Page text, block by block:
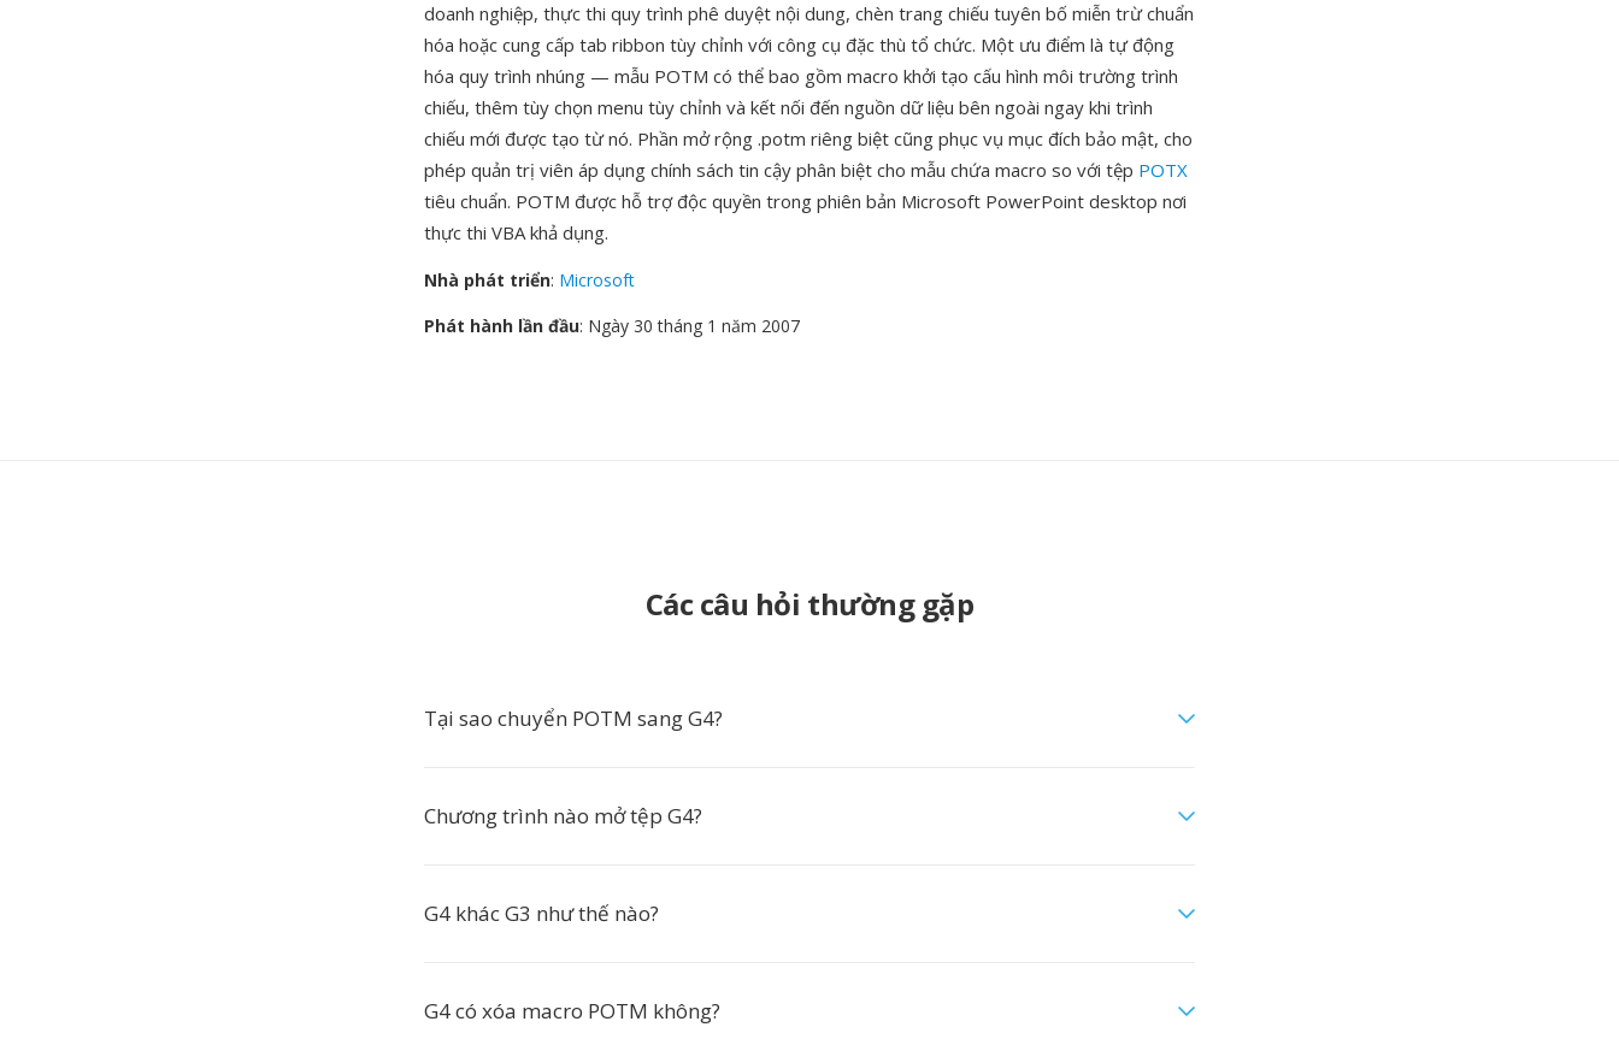
doanh nghiệp, thực thi quy trình phê duyệt nội dung, chèn trang chiếu tuyên bố miễn trừ chuẩn
hóa hoặc cung cấp tab ribbon tùy chỉnh với công cụ đặc thù tổ chức. Một ưu điểm là tự động
hóa quy trình nhúng — mẫu POTM có thể bao gồm macro khởi tạo cấu hình môi trường trình
chiếu, thêm tùy chọn menu tùy chỉnh và kết nối đến nguồn dữ liệu bên ngoài ngay khi trình
chiếu mới được tạo từ nó. Phần mở rộng .potm riêng biệt cũng phục vụ mục đích bảo mật, cho
phép quản trị viên áp dụng chính sách tin cậy phân biệt cho mẫu chứa macro so với tệp POTX
tiêu chuẩn. POTM được hỗ trợ độc quyền trong phiên bản Microsoft PowerPoint desktop nơi
thực thi VBA khả dụng.
Nhà phát triển: Microsoft
Phát hành lần đầu: Ngày 30 tháng 1 năm 2007
Các câu hỏi thường gặp
Tại sao chuyển POTM sang G4?
Chương trình nào mở tệp G4?
G4 khác G3 như thế nào?
G4 có xóa macro POTM không?